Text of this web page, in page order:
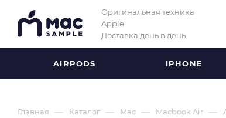
Оригинальная техника
Apple.
Доставка день в день.
AIRPODS IPHONE
Главная — Каталог — Mac — Macbook Air —